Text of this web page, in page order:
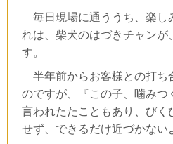
毎日現場に通ううち、楽し
れは、柴犬のはづきチャン
す。
半年前からお客様との打ち
のですが、『この子、噛みつ
言われたたこともあり、びく
せず、できるだけ近づかない